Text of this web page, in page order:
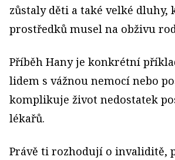
zůstaly děti a také velké dluhy,
prostředků musel na obživu
Příběh Hany je konkrétní
lidem s vážnou nemocí nebo
komplikuje život nedostatek
lékařů.
Právě ti rozhodují o invaliditě,